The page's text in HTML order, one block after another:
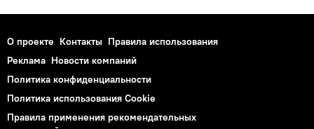
О проекте Контакты Правила использования
Реклама Новости компаний
Политика конфиденциальности
Политика использования Cookie
Правила применения рекомендательных